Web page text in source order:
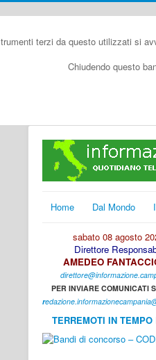
terzi da questo utilizzati si
Chiudendo questo
Home Dal Mondo
sabato 08 agosto
Direttore
AMEDEO
PER INVIARE COMUNICATI
r
TERREMOTI IN TEMPO